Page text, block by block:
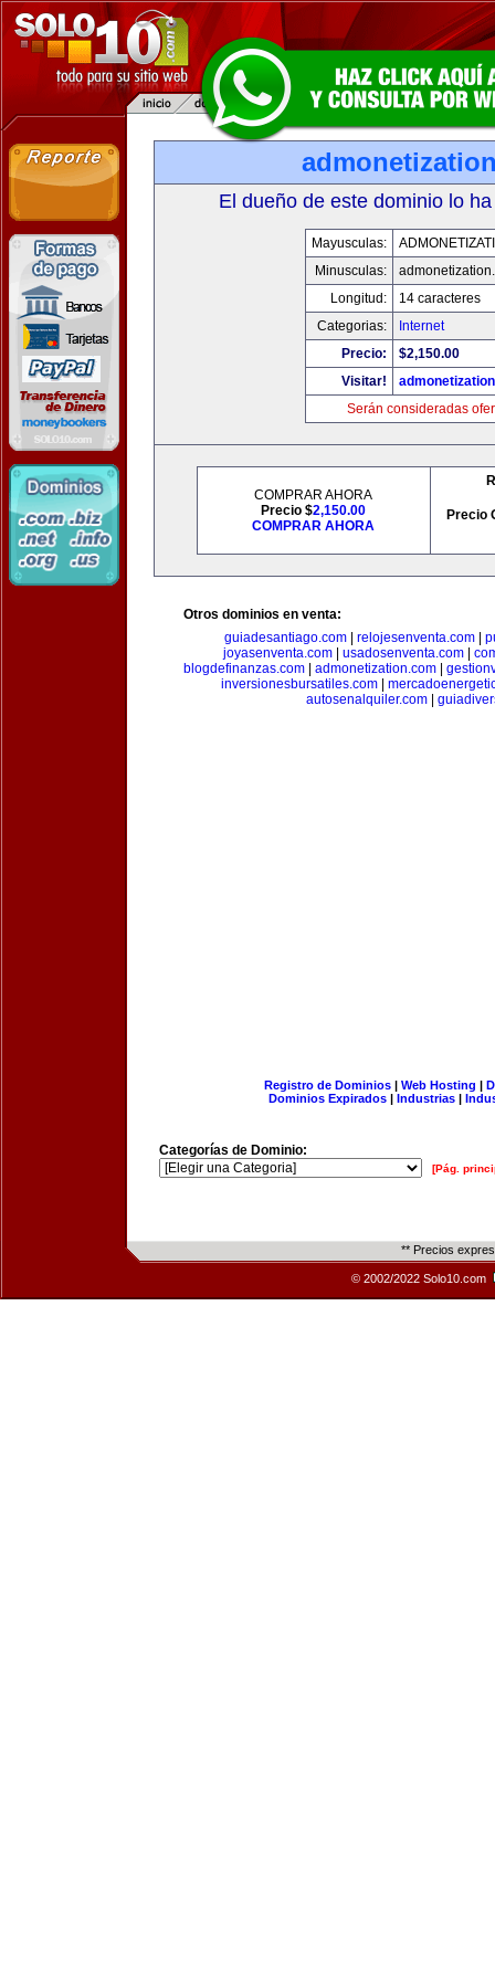
El dueño de este dominio lo
Mayusculas:
Minusculas:
Longitud:
14 caracteres
Categorias:
Internet
Precio:
$2,150.00
Visitar!
Serán consideradas
COMPRAR AHORA
Precio $2,150.00
COMPRAR AHORA
Precio
Otros dominios en venta:
guiadesantiago.com| relojesenventa.com|
joyasenventa.com
usadosenventa.com
blogdefinanzas.com
admonetization.com
inversionesbursatiles.com|
autosenalquiler.com|
Registro de Dominios| Web Hosting |
Dominios Expirados | Industrias |
Categorías de Dominio:
[Pág.
** Precios
© 2002/2022 Solo10.com